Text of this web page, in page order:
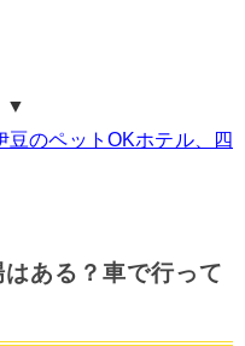
▼
のペットOKホテル、四
ある？車で行って